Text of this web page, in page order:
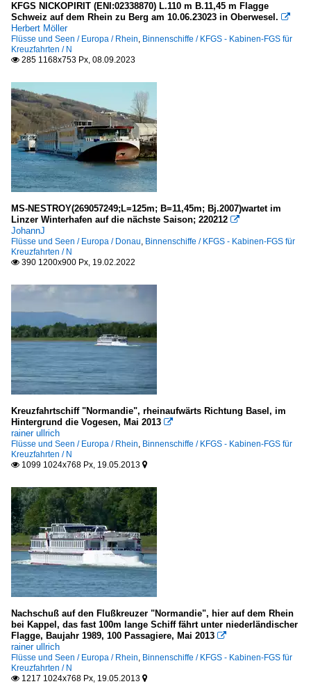
KFGS NICKOPIRIT (ENI:02338870) L.110 m B.11,45 m Flagge
Schweiz auf dem Rhein zu Berg am 10.06.23023 in Oberwesel. 
Herbert Möller
Flüsse und Seen / Europa / Rhein, Binnenschiffe / KFGS - Kabinen-FGS für
Kreuzfahrten / N
 285 1168x753 Px, 08.09.2023
MS-NESTROY(269057249;L=125m; B=11,45m; Bj.2007)wartet im
Linzer Winterhafen auf die nächste Saison; 220212 
JohannJ
Flüsse und Seen / Europa / Donau, Binnenschiffe / KFGS - Kabinen-FGS für
Kreuzfahrten / N
 390 1200x900 Px, 19.02.2022
Kreuzfahrtschiff "Normandie", rheinaufwärts Richtung Basel, im
Hintergrund die Vogesen, Mai 2013 
rainer ullrich
Flüsse und Seen / Europa / Rhein, Binnenschiffe / KFGS - Kabinen-FGS für
Kreuzfahrten / N
 1099 1024x768 Px, 19.05.2013 
Nachschuß auf den Flußkreuzer "Normandie", hier auf dem Rhein
bei Kappel, das fast 100m lange Schiff fährt unter niederländischer
Flagge, Baujahr 1989, 100 Passagiere, Mai 2013 
rainer ullrich
Flüsse und Seen / Europa / Rhein, Binnenschiffe / KFGS - Kabinen-FGS für
Kreuzfahrten / N
 1217 1024x768 Px, 19.05.2013 